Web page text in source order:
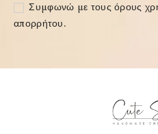
Συμφωνώ με τουςόρους
απορρήτου.